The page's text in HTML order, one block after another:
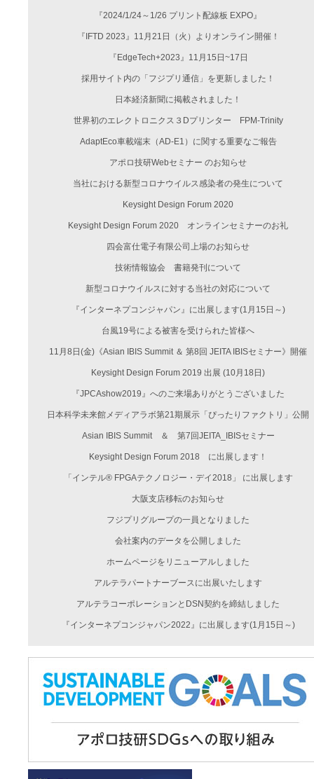
『2024/1/24～1/26 プリント配線板 EXPO』
『IFTD 2023』11月21日（火）よりオンライン開催！
『EdgeTech+2023』11月15日~17日
採用サイト内の「フジプリ通信」を更新しました！
日本経済新聞に掲載されました！
世界初のエレクトロニクス３Dプリンター FPM-Trinity
AdaptEco車載端末（AD-E1）に関する重要なご報告
アポロ技研Webセミナー のお知らせ
当社における新型コロナウイルス感染者の発生について
Keysight Design Forum 2020
Keysight Design Forum 2020 オンラインセミナーのお礼
四会富仕電子有限公司上場のお知らせ
技術情報協会 書籍発刊について
新型コロナウイルスに対する当社の対応について
『インターネプコンジャパン』に出展します(1月15日～)
台風19号による被害を受けられた皆様へ
11月8日(金)《Asian IBIS Summit ＆ 第8回 JEITA IBISセミナー》開催
Keysight Design Forum 2019 出展 (10月18日)
『JPCAshow2019』へのご来場ありがとうございました
日本科学未来館メディアラボ第21期展示「ぴったりファクトリ」公開
Asian IBIS Summit ＆ 第7回JEITA_IBISセミナー
Keysight Design Forum 2018 に出展します！
「インテル® FPGAテクノロジー・デイ2018」 に出展します
大阪支店移転のお知らせ
フジプリグループの一員となりました
会社案内のデータを公開しました
ホームページをリニューアルしました
アルテラパートナーブースに出展いたします
アルテラコーポレーションとDSN契約を締結しました
『インターネプコンジャパン2022』に出展します(1月15日～)